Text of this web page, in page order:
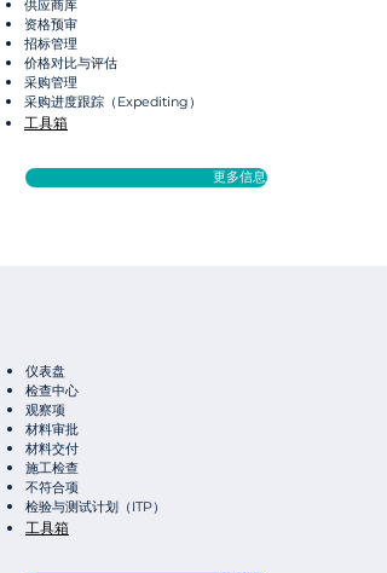
供应商库
资格预审
招标管理
价格对比与评估
采购管理
采购进度跟踪（Expediting）
工具箱
更多信息
仪表盘
检查中心
观察项
材料审批
材料交付
施工检查
不符合项
检验与测试计划（ITP）
工具箱